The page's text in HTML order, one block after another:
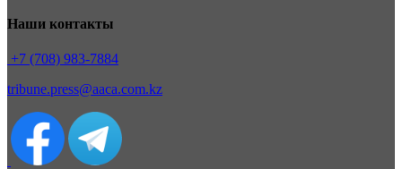
Наши контакты
+7 (708) 983-7884
tribune.press@aaca.com.kz